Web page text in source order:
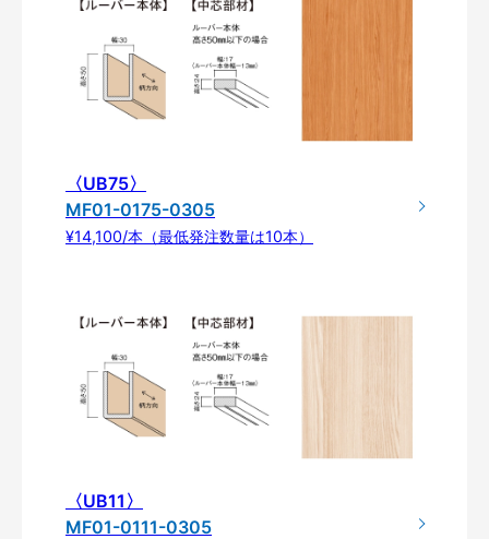
〈UB75〉
MF01-0175-0305
¥14,100/本（最低発注数量は10本）
〈UB11〉
MF01-0111-0305